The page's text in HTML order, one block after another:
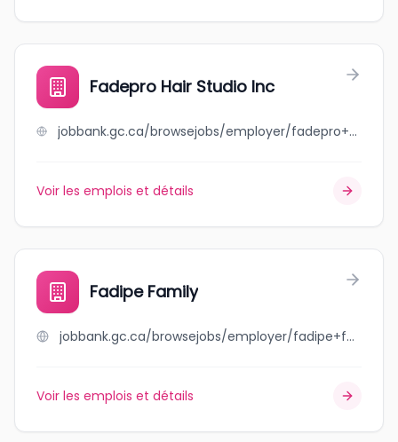
Fadepro Hair Studio Inc
jobbank.gc.ca/browsejobs/employer/fadepro+hair+studio+inc/ca
Voir les emplois et détails
Fadipe Family
jobbank.gc.ca/browsejobs/employer/fadipe+family/ca
Voir les emplois et détails